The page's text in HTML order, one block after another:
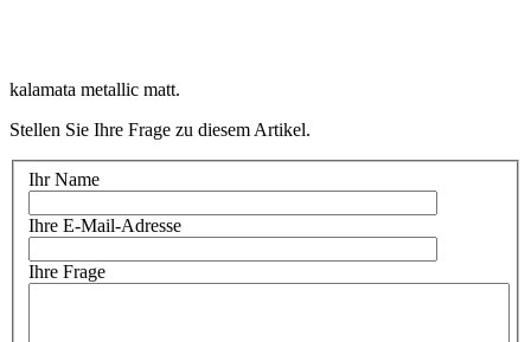
kalamata metallic matt.
Stellen Sie Ihre Frage zu diesem Artikel.
Ihr Name
Ihre E-Mail-Adresse
Ihre Frage